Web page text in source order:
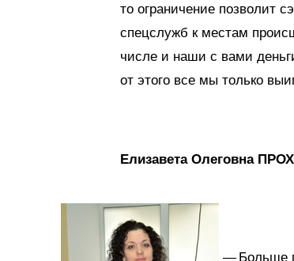
то ограничение позволит
спецслужб к местам
числе и наши с вами
от этого все мы только
Елизавета Олеговна
— Больше